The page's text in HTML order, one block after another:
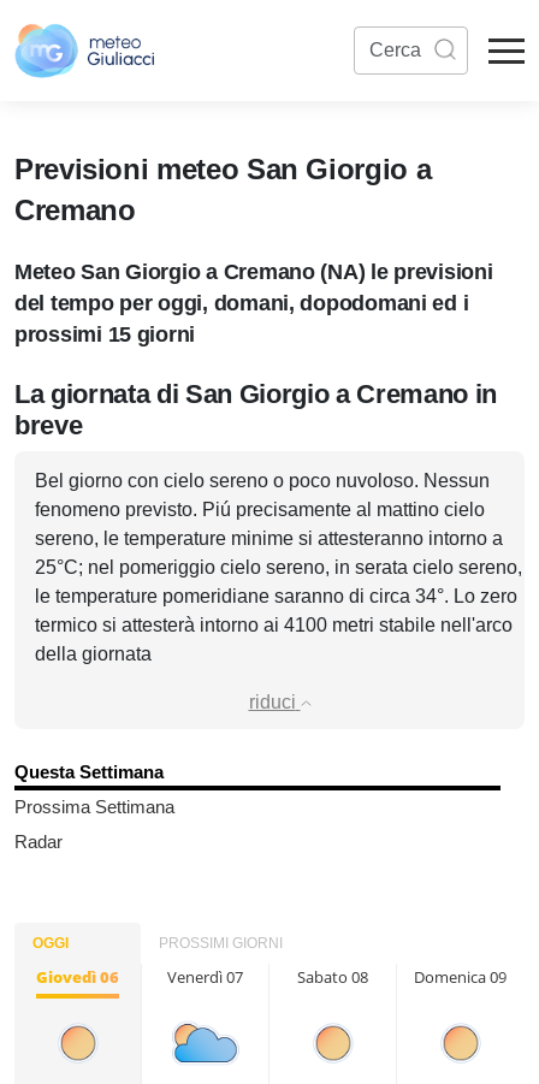
Previsioni meteo San Giorgio a
Cremano
Meteo San Giorgio a Cremano (NA) le previsioni
del tempo per oggi, domani, dopodomani ed i
prossimi 15 giorni
La giornata di San Giorgio a Cremano in
breve
Bel giorno con cielo sereno o poco nuvoloso. Nessun
fenomeno previsto. Piú precisamente al mattino cielo
sereno, le temperature minime si attesteranno intorno a
25°C; nel pomeriggio cielo sereno, in serata cielo sereno,
le temperature pomeridiane saranno di circa 34°. Lo zero
termico si attesterà intorno ai 4100 metri stabile nell'arco
della giornata
riduci
Questa Settimana
Prossima Settimana
Radar
OGGI PROSSIMI GIORNI
Giovedì 06 Venerdì 07 Sabato 08 Domenica 09